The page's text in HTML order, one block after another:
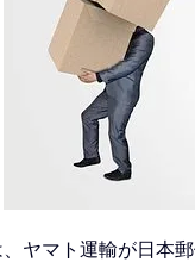
ヤマト運輸が日本